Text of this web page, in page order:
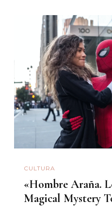
CULTURA
«Hombre Araña.
Magical Mystery